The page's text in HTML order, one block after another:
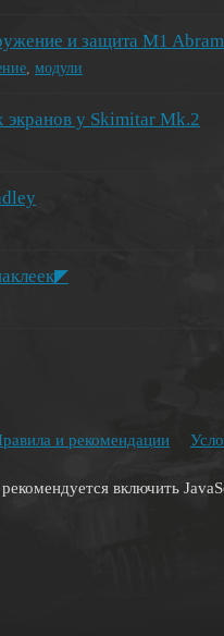
и защита M1
, модули
у Skimitar Mk.2
и рекомендации
рекомендуется включить